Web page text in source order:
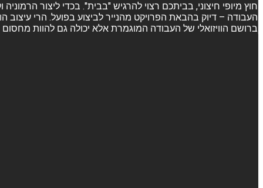
חוץ מיופי חיצוני, בביתכם רצוי להרגיש "בבית". בכדי ליצור
העבודה – דיוק בהבאת הפרויקט מהנייר לביצוע בפועל. הרי
ברושם הוויזואלי של העבודה המוגמרת אלא יכולה גם להוות